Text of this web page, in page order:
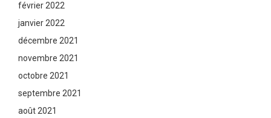
février 2022
janvier 2022
décembre 2021
novembre 2021
octobre 2021
septembre 2021
août 2021